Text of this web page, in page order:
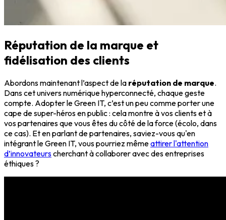
Réputation de la marque et
fidélisation des clients
Abordons maintenant l’aspect de la réputation de marque.
Dans cet univers numérique hyperconnecté, chaque geste
compte. Adopter le Green IT, c’est un peu comme porter une
cape de super-héros en public : cela montre à vos clients et à
vos partenaires que vous êtes du côté de la force (écolo, dans
ce cas). Et en parlant de partenaires, saviez-vous qu'en
intégrant le Green IT, vous pourriez mêmeattirer l'attention
d’innovateurscherchant à collaborer avec des entreprises
éthiques ?